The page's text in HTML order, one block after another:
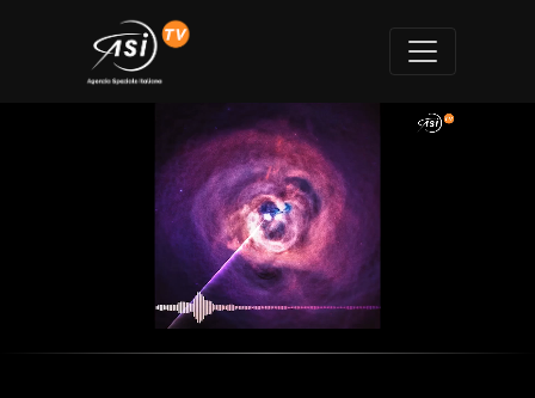
of